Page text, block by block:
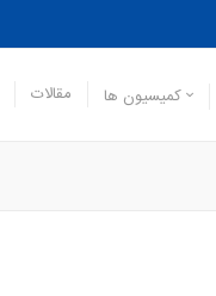
کمیسیون ها مقالات